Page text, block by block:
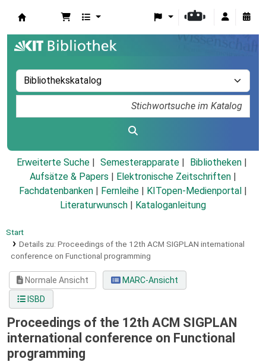
Erweiterte Suche Semesterapparate
Bibliotheken
Aufsätze & Papers
Elektronische Zeitschriften
Fachdatenbanken
Fernleihe KITopen-Medienportal
Literaturwunsch
Kataloganleitung
Start
Details zu: Proceedings of the 12th ACM SIGPLAN international
conference on Functional programming
Normale Ansicht
MARC-Ansicht
ISBD
Proceedings of the 12th ACM SIGPLAN
international conference on Functional
programming